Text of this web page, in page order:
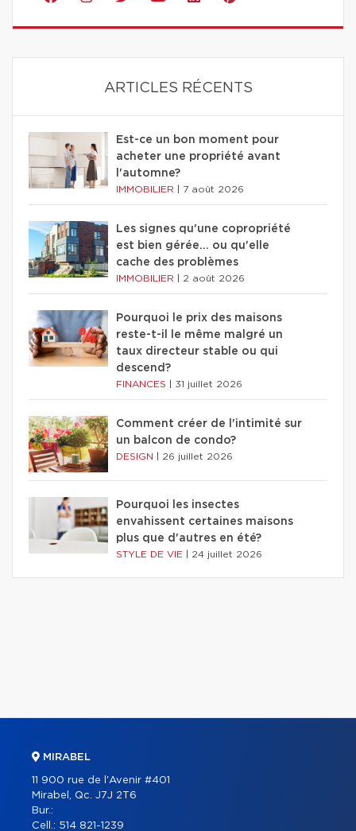
ARTICLES RÉCENTS
Est-ce un bon moment pour
acheter une propriété avant
l'automne?
IMMOBILIER 7 août 2026
Les signes qu'une copropriété
est bien gérée… ou qu'elle
cache des problèmes
IMMOBILIER 2 août 2026
Pourquoi le prix des maisons
reste-t-il le même malgré un
taux directeur stable ou qui
descend?
FINANCES 31 juillet 2026
Comment créer de l'intimité sur
un balcon de condo?
DESIGN 26 juillet 2026
Pourquoi les insectes
envahissent certaines maisons
plus que d'autres en été?
STYLE DE VIE 24 juillet 2026
MIRABEL
11 900 rue de l'Avenir #401
Mirabel, Qc. J7J 2T6
Bur.:
Cell.: 514 821-1239